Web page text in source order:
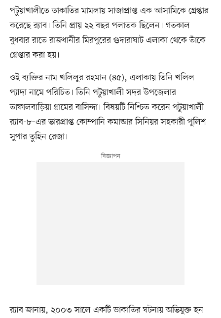
পটুয়াখালীতে ডাকাতির মামলায় সাজাপ্রাপ্ত এক আসামিকে গ্রেপ্তার
করেছে র‍্যাব। তিনি প্রায় ২২ বছর পলাতক ছিলেন। গতকাল
বুধবার রাতে রাজধানীর মিরপুরের গুদারাঘাট এলাকা থেকে তাঁকে
গ্রেপ্তার করা হয়।
ওই ব্যক্তির নাম খলিলুর রহমান (৪৫), এলাকায় তিনি খলিল
প্যাদা নামে পরিচিত। তিনি পটুয়াখালী সদর উপজেলার
তাফালবাড়িয়া গ্রামের বাসিন্দা। বিষয়টি নিশ্চিত করেন পটুয়াখালী
র‍্যাব-৮–এর ভারপ্রাপ্ত কোম্পানি কমান্ডার সিনিয়র সহকারী পুলিশ
সুপার তুহিন রেজা।
র‍্যাব জানায়, ২০০৩ সালে একটি ডাকাতির ঘটনায় অভিযুক্ত হন